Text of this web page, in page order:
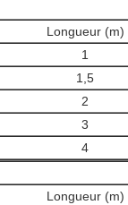
Longueur (m)
1
1,5
2
3
4
Longueur (m)